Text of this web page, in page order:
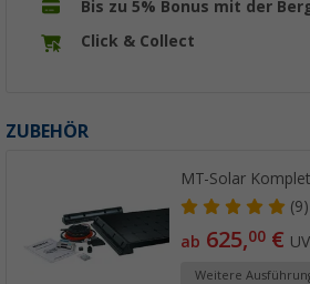
Bis zu 5% Bonus mit der
Click & Collect
ZUBEHÖR
MT-Solar
(9)
ab 625,00 €
Weitere